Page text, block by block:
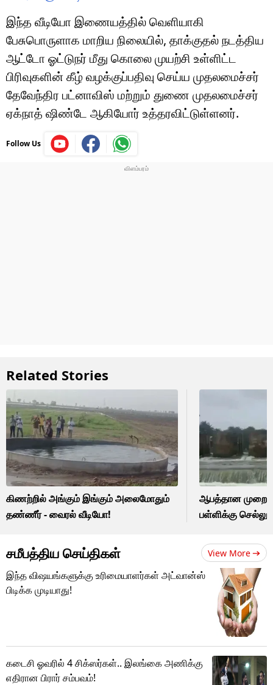
இந்த வீடியோ இணையத்தில் வெளியாகி
பேசுபொருளாக மாறிய நிலையில், தாக்குதல் நடத்திய
ஆட்டோ ஓட்டுநர் மீது கொலை முயற்சி உள்ளிட்ட
பிரிவுகளின் கீழ் வழக்குப்பதிவு செய்ய முதலமைச்சர்
தேவேந்திர பட்னாவிஸ் மற்றும் துணை முதலமைச்சர்
ஏக்நாத் ஷிண்டே ஆகியோர் உத்தரவிட்டுள்ளனர்.
Follow Us
Related Stories
கிணற்றில் அங்கும் இங்கும் அலைமோதும்
தண்ணீர் - வைரல் வீடியோ!
ஆபத்தான
பள்ளிக்கு
சமீபத்திய செய்திகள் View More
இந்த விஷயங்களுக்கு உரிமையாளர்கள் அட்வான்ஸ்
பிடிக்க முடியாது!
கடைசி ஓவரில் 4 சிக்ஸர்கள்.. இலங்கை அணிக்கு
எதிரான பிரார் சம்பவம்!